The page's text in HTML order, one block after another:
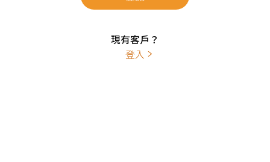
現有客戶？
登入